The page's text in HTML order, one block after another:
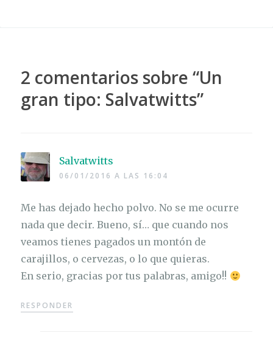
2 comentarios sobre “Un
gran tipo: Salvatwitts”
Salvatwitts
06/01/2016 A LAS 16:04
Me has dejado hecho polvo. No se me ocurre
nada que decir. Bueno, sí… que cuando nos
veamos tienes pagados un montón de
carajillos, o cervezas, o lo que quieras.
En serio, gracias por tus palabras, amigo!!
RESPONDER